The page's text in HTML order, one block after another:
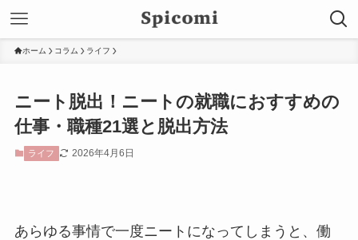
ホーム コラム ライフ
ニート脱出！ニートの就職におすすめの
仕事・職種21選と脱出方法
ライフ 2026年4月6日
あらゆる事情で一度ニートになってしまうと、働